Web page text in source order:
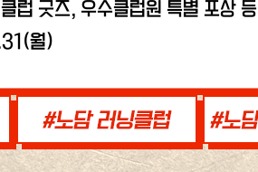
럽 굿즈, 우수클럽원 특별 포상 등
월)